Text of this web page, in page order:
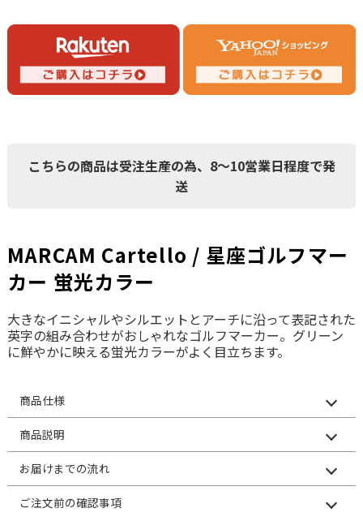
こちらの商品は受注生産の為、8～10営業日程度で発
送
MARCAM Cartello / 星座ゴルフマー
カー 蛍光カラー
大きなイニシャルやシルエットとアーチに沿って表記された
英字の組み合わせがおしゃれなゴルフマーカー。グリーン
に鮮やかに映える蛍光カラーがよく目立ちます。
商品仕様
商品説明
お届けまでの流れ
ご注文前の確認事項